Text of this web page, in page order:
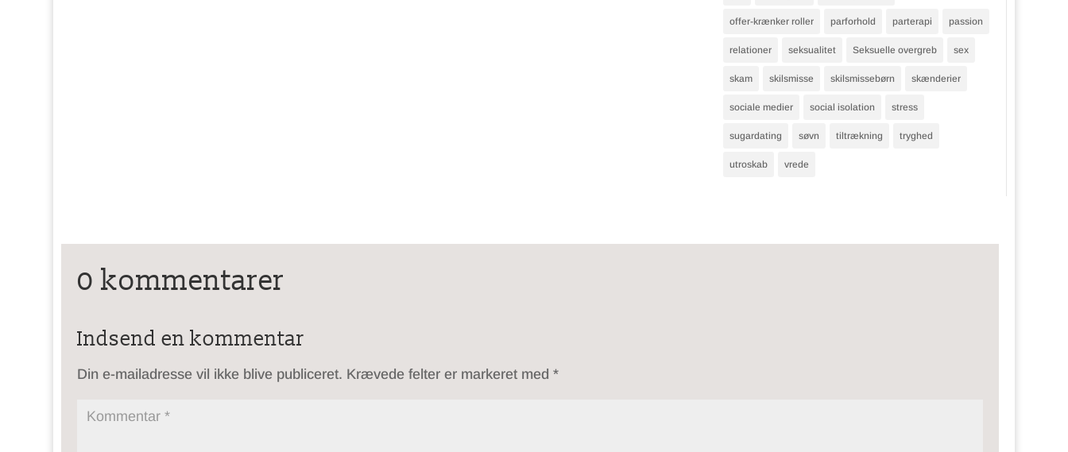
offer-krænker roller parforhold parterapi passion
relationer seksualitet Seksuelle overgreb sex
skam skilsmisse skilsmissebørn skænderier
sociale medier social isolation stress
sugardating søvn tiltrækning tryghed
utroskab vrede
0 kommentarer
Indsend en kommentar
Din e-mailadresse vil ikke blive publiceret. Krævede felter er markeret med*